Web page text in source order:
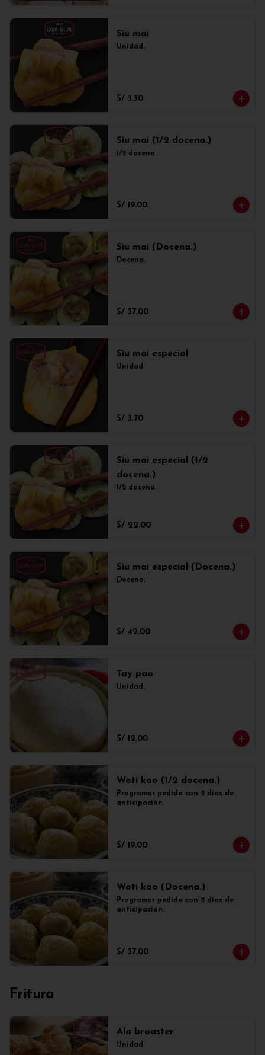
Siu mai
Unidad.
S/ 3.30
Siu mai (1/2 docena.)
1/2 docena.
S/ 19.00
Siu mai (Docena.)
Docena.
S/ 37.00
Siu mai especial
Unidad.
S/ 3.70
Siu mai especial (1/2
docena.)
1/2 docena.
S/ 22.00
Siu mai especial (Docena.)
Docena.
S/ 42.00
Tay pao
Unidad.
S/ 12.00
Woti kao (1/2 docena.)
Programar pedido con 2 días de
anticipación.
S/ 19.00
Woti kao (Docena.)
Programar pedido con 2 días de
anticipación.
S/ 37.00
Fritura
Ala broaster
Unidad.